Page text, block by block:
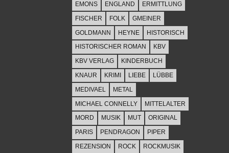
EMONS
ENGLAND
ERMITTLUNG
FISCHER
FOLK
GMEINER
GOLDMANN
HEYNE
HISTORISCH
HISTORISCHER ROMAN
KBV
KBV VERLAG
KINDERBUCH
KNAUR
KRIMI LIEBE
LÜBBE
MEDIVAEL
METAL
MICHAEL CONNELLY
MITTELALTER
MORD
MUSIK MUT
ORIGINAL
PARIS
PENDRAGON
PIPER
REZENSION
ROCK ROCKMUSIK